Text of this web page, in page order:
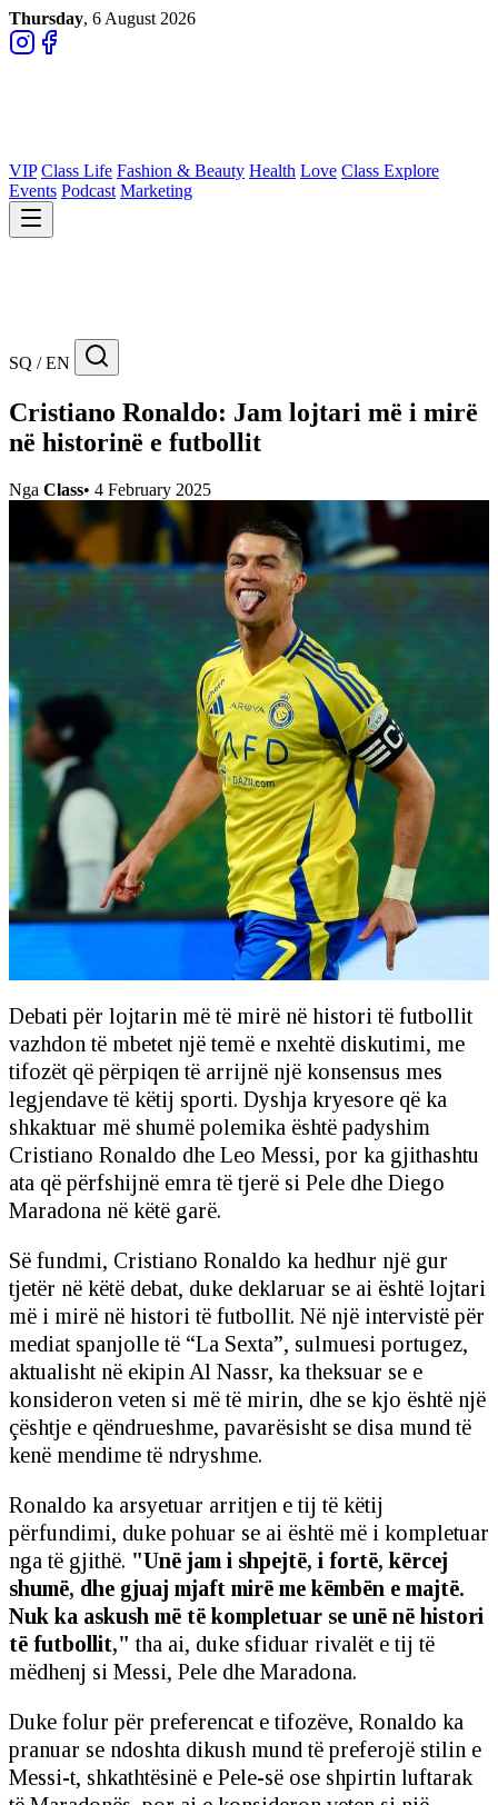
Thursday, 6 August 2026
VIP Class Life Fashion & Beauty Health Love Class Explore
Events Podcast Marketing
SQ / EN
Cristiano Ronaldo: Jam lojtari më i mirë
në historinë e futbollit
Nga Class• 4 February 2025
Debati për lojtarin më të mirë në histori të futbollit
vazhdon të mbetet një temë e nxehtë diskutimi, me
tifozët që përpiqen të arrijnë një konsensus mes
legjendave të këtij sporti. Dyshja kryesore që ka
shkaktuar më shumë polemika është padyshim
Cristiano Ronaldo dhe Leo Messi, por ka gjithashtu
ata që përfshijnë emra të tjerë si Pele dhe Diego
Maradona në këtë garë.
Së fundmi, Cristiano Ronaldo ka hedhur një gur
tjetër në këtë debat, duke deklaruar se ai është lojtari
më i mirë në histori të futbollit. Në një intervistë për
mediat spanjolle të “La Sexta”, sulmuesi portugez,
aktualisht në ekipin Al Nassr, ka theksuar se e
konsideron veten si më të mirin, dhe se kjo është një
çështje e qëndrueshme, pavarësisht se disa mund të
kenë mendime të ndryshme.
Ronaldo ka arsyetuar arritjen e tij të këtij
përfundimi, duke pohuar se ai është më i kompletuar
nga të gjithë. "Unë jam i shpejtë, i fortë, kërcej
shumë, dhe gjuaj mjaft mirë me këmbën e majtë.
Nuk ka askush më të kompletuar se unë në histori
të futbollit," tha ai, duke sfiduar rivalët e tij të
mëdhenj si Messi, Pele dhe Maradona.
Duke folur për preferencat e tifozëve, Ronaldo ka
pranuar se ndoshta dikush mund të preferojë stilin e
Messi-t, shkathtësinë e Pele-së ose shpirtin luftarak